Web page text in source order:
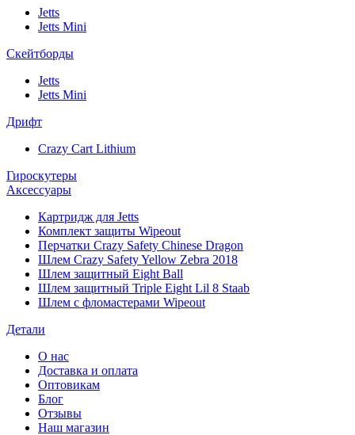
Jetts
Jetts Mini
Скейтборды
Jetts
Jetts Mini
Дрифт
Crazy Cart Lithium
Гироскутеры
Аксессуары
Картридж для Jetts
Комплект защиты Wipeout
Перчатки Crazy Safety Chinese Dragon
Шлем Crazy Safety Yellow Zebra 2018
Шлем защитный Eight Ball
Шлем защитный Triple Eight Lil 8 Staab
Шлем с фломастерами Wipeout
Детали
О нас
Доставка и оплата
Оптовикам
Блог
Отзывы
Наш магазин